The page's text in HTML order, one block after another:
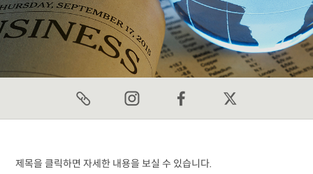
제목을 클릭하면 자세한 내용을 보실 수 있습니다.